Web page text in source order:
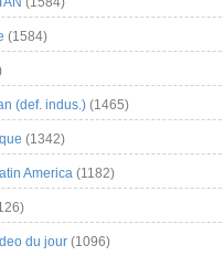
(1584)
(def. indus.) (1465)
(1342)
America (1182)
du jour (1096)